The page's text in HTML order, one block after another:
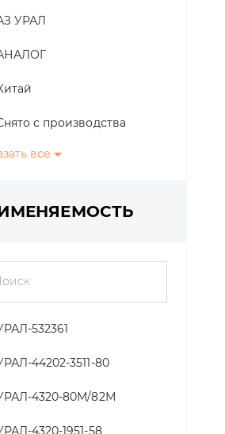
532361
4320-80М/82М
4320-1951-58
все
Подобрать